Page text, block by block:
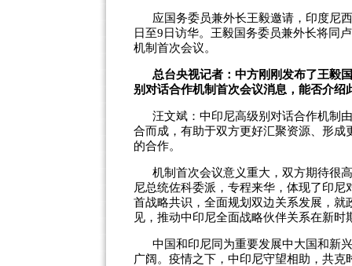
应国务委员兼外长王毅邀请，印度尼
日至9日访华。王毅国务委员兼外长将同
机制首次会议。
总台央视记者：中方刚刚发布了王毅
别对话合作机制首次会议消息，能否介
汪文斌：中印尼高级别对话合作机制
合而成，有助于双方更好汇聚资源、形
的合作。
机制首次会议意义重大，双方期待很
尼总统佐科委派，专程来华，体现了印
首战略共识，全面规划双边关系发展，
见，推动中印尼全面战略伙伴关系在新时
中国和印尼同为重要发展中大国和新
广阔。疫情之下，中印尼守望相助，共